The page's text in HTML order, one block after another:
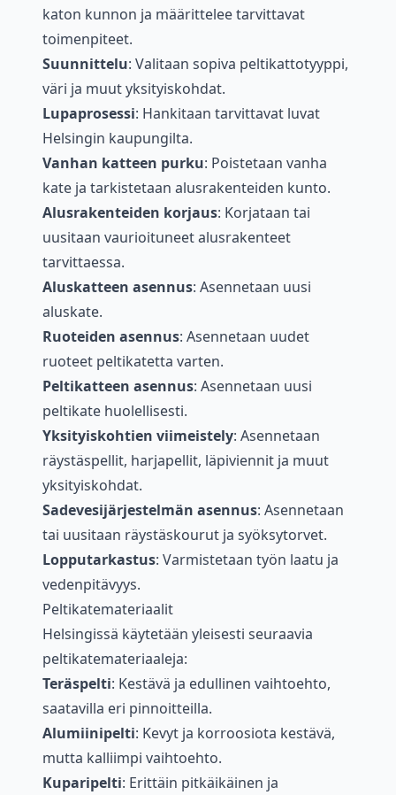
katon kunnon ja määrittelee tarvittavat
toimenpiteet.
Suunnittelu: Valitaan sopiva peltikattotyyppi,
väri ja muut yksityiskohdat.
Lupaprosessi: Hankitaan tarvittavat luvat
Helsingin kaupungilta.
Vanhan katteen purku: Poistetaan vanha
kate ja tarkistetaan alusrakenteiden kunto.
Alusrakenteiden korjaus: Korjataan tai
uusitaan vaurioituneet alusrakenteet
tarvittaessa.
Aluskatteen asennus: Asennetaan uusi
aluskate.
Ruoteiden asennus: Asennetaan uudet
ruoteet peltikatetta varten.
Peltikatteen asennus: Asennetaan uusi
peltikate huolellisesti.
Yksityiskohtien viimeistely: Asennetaan
räystäspellit, harjapellit, läpiviennit ja muut
yksityiskohdat.
Sadevesijärjestelmän asennus: Asennetaan
tai uusitaan räystäskourut ja syöksytorvet.
Lopputarkastus: Varmistetaan työn laatu ja
vedenpitävyys.
Peltikatemateriaalit
Helsingissä käytetään yleisesti seuraavia
peltikatemateriaaleja:
Teräspelti: Kestävä ja edullinen vaihtoehto,
saatavilla eri pinnoitteilla.
Alumiinipelti: Kevyt ja korroosiota kestävä,
mutta kalliimpi vaihtoehto.
Kuparipelti: Erittäin pitkäikäinen ja